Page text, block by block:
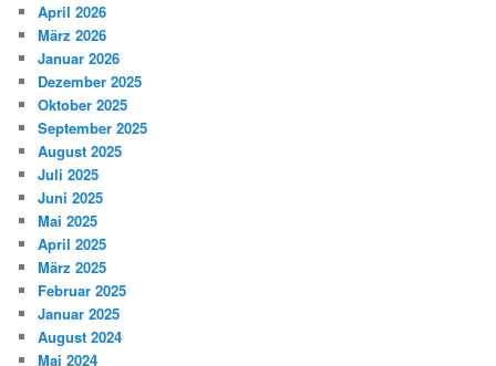
April 2026
März 2026
Januar 2026
Dezember 2025
Oktober 2025
September 2025
August 2025
Juli 2025
Juni 2025
Mai 2025
April 2025
März 2025
Februar 2025
Januar 2025
August 2024
Mai 2024